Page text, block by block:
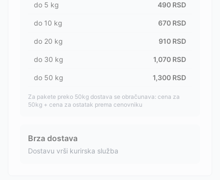
do 5 kg 490 RSD
do 10 kg 670 RSD
do 20 kg 910 RSD
do 30 kg 1,070 RSD
do 50 kg 1,300 RSD
Za pakete preko 50kg dostava se obračunava: cena za
50kg + cena za ostatak prema cenovniku
Brza dostava
Dostavu vrši kurirska služba